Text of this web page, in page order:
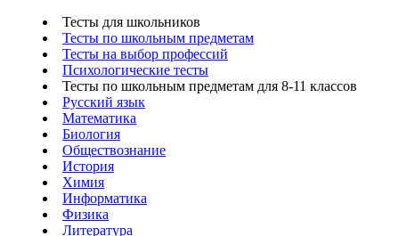
Тесты для школьников
Тесты по школьным предметам
Тесты на выбор профессий
Психологические тесты
Тесты по школьным предметам для 8-11 классов
Русский язык
Математика
Биология
Обществознание
История
Химия
Информатика
Физика
Литература